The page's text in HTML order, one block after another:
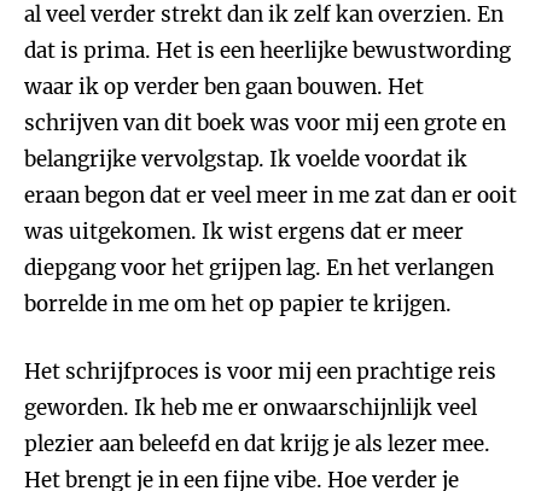
al veel verder strekt dan ik zelf kan overzien. En
dat is prima. Het is een heerlijke bewustwording
waar ik op verder ben gaan bouwen. Het
schrijven van dit boek was voor mij een grote en
belangrijke vervolgstap. Ik voelde voordat ik
eraan begon dat er veel meer in me zat dan er ooit
was uitgekomen. Ik wist ergens dat er meer
diepgang voor het grijpen lag. En het verlangen
borrelde in me om het op papier te krijgen.
Het schrijfproces is voor mij een prachtige reis
geworden. Ik heb me er onwaarschijnlijk veel
plezier aan beleefd en dat krijg je als lezer mee.
Het brengt je in een fijne vibe. Hoe verder je